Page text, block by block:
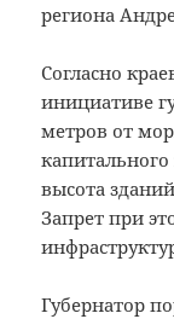
региона
Согласно
инициативе
метров от
высота
Запрет при
Губернатор